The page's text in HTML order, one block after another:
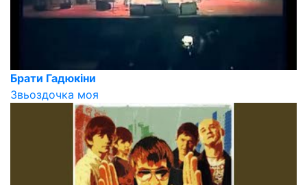
Брати Гадюкіни
Звьоздочка моя